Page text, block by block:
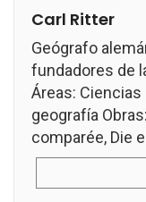
Carl Ritter
Geógrafo
fundadores de
Áreas:
geografía
comparée, Die